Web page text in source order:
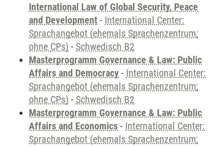
International Law of Global Security, Peace
and Development - International Center:
Sprachangebot (ehemals Sprachenzentrum;
ohne CPs) - Schwedisch B2
Masterprogramm Governance & Law: Public
Affairs and Democracy - International Center:
Sprachangebot (ehemals Sprachenzentrum;
ohne CPs) - Schwedisch B2
Masterprogramm Governance & Law: Public
Affairs and Economics - International Center:
Sprachangebot (ehemals Sprachenzentrum;